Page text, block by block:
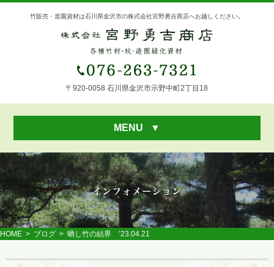
竹販売・造園資材は石川県金沢市の株式会社宮野勇吉商店へお越しください。
〒920-0058 石川県金沢市示野中町2丁目18
MENU ▼
HOME > ブログ > 晒し竹の結界 ’23.04.21